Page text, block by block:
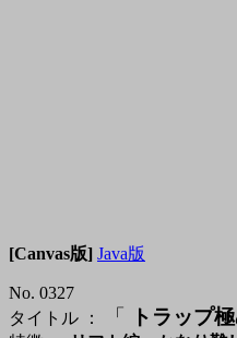
[Canvas版] Java版
No. 0327
タイトル ：
「 トラップ極